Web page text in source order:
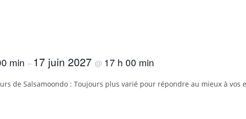
min – 17 juin 2027 @ 17 h 00 min
de Salsamoondo : Toujours plus varié pour répondre au mieux à vos